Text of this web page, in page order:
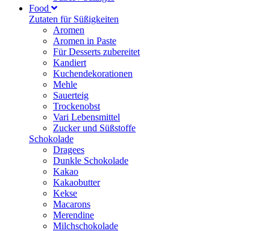
Food
Zutaten für Süßigkeiten
Aromen
Aromen in Paste
Für Desserts zubereitet
Kandiert
Kuchendekorationen
Mehle
Sauerteig
Trockenobst
Vari Lebensmittel
Zucker und Süßstoffe
Schokolade
Dragees
Dunkle Schokolade
Kakao
Kakaobutter
Kekse
Macarons
Merendine
Milchschokolade